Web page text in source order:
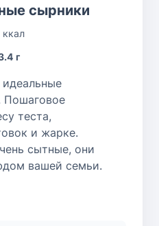
сырники
г
идеальные
Пошаговое
теста,
и жарке.
сытные, они
вашей семьи.